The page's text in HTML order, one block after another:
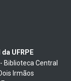
UFRPE
Biblioteca Central
Irmãos